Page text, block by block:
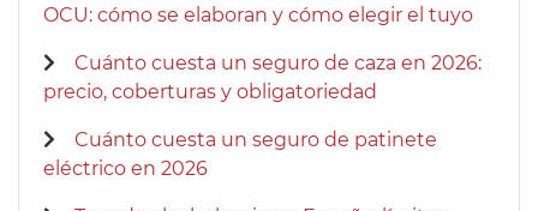
OCU: cómo se elaboran y cómo elegir el tuyo
Cuánto cuesta un seguro de caza en 2026:
precio, coberturas y obligatoriedad
Cuánto cuesta un seguro de patinete
eléctrico en 2026